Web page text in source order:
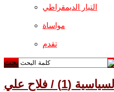
التيار الديمقراطي
مواساة
تقدم
بحث
/ فلاح علي